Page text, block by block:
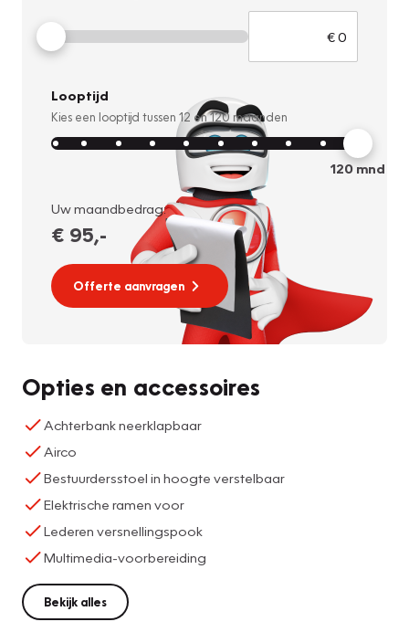
Looptijd
Kies een looptijd tussen 12 en120 maanden
120mnd
Uw maandbedrag:
€ 95,-
Offerte aanvragen
Opties en accessoires
Achterbank neerklapbaar
Airco
Bestuurdersstoel in hoogte verstelbaar
Elektrische ramen voor
Lederen versnellingspook
Multimedia-voorbereiding
Bekijk alles